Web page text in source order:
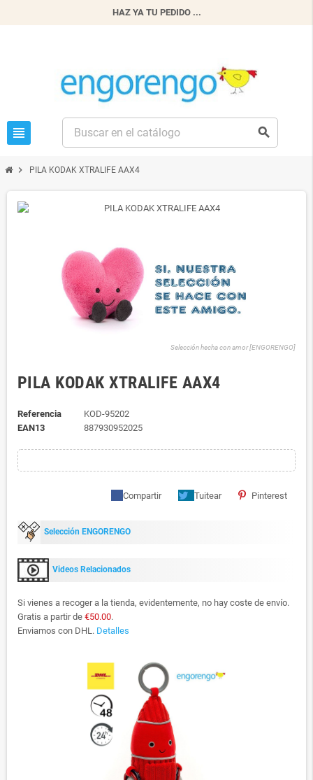
HAZ YA TU PEDIDO ...
view_headline search
chevron_right PILA KODAK XTRALIFE AAX4
Selección hecha con amor [ENGORENGO]
PILA KODAK XTRALIFE AAX4
Referencia
KOD-95202
EAN13
887930952025
Compartir Tuitear Pinterest
Selección ENGORENGO
Videos Relacionados
Si vienes a recoger a la tienda, evidentemente, no hay coste de envío.
Gratis a partir de €50.00.
Enviamos con DHL. Detalles